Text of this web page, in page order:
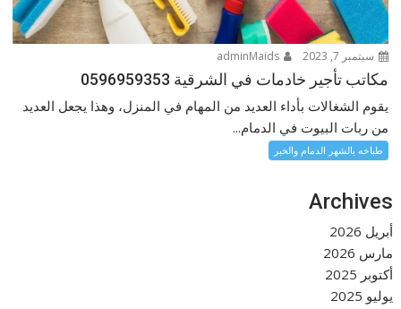
سبتمبر 7, 2023 adminMaids
مكاتب تأجير خادمات في الشرقية 0596959353
يقوم الشغالات بأداء العديد من المهام في المنزل، وهذا يجعل العديد
من ربات البيوت في الدمام...
طباخه بالشهر الدمام والخبر
Archives
أبريل 2026
مارس 2026
أكتوبر 2025
يوليو 2025